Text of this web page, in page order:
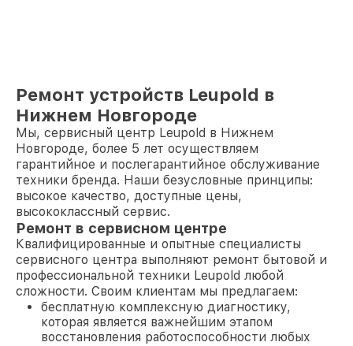
Ремонт устройств Leupold в
Нижнем Новгороде
Мы, сервисный центр Leupold в Нижнем
Новгороде, более 5 лет осуществляем
гарантийное и послегарантийное обслуживание
техники бренда. Наши безусловные принципы:
высокое качество, доступные цены,
высококлассный сервис.
Ремонт в сервисном центре
Квалифицированные и опытные специалисты
сервисного центра выполняют ремонт бытовой и
профессиональной техники Leupold любой
сложности. Своим клиентам мы предлагаем:
бесплатную комплексную диагностику,
которая является важнейшим этапом
восстановления работоспособности любых